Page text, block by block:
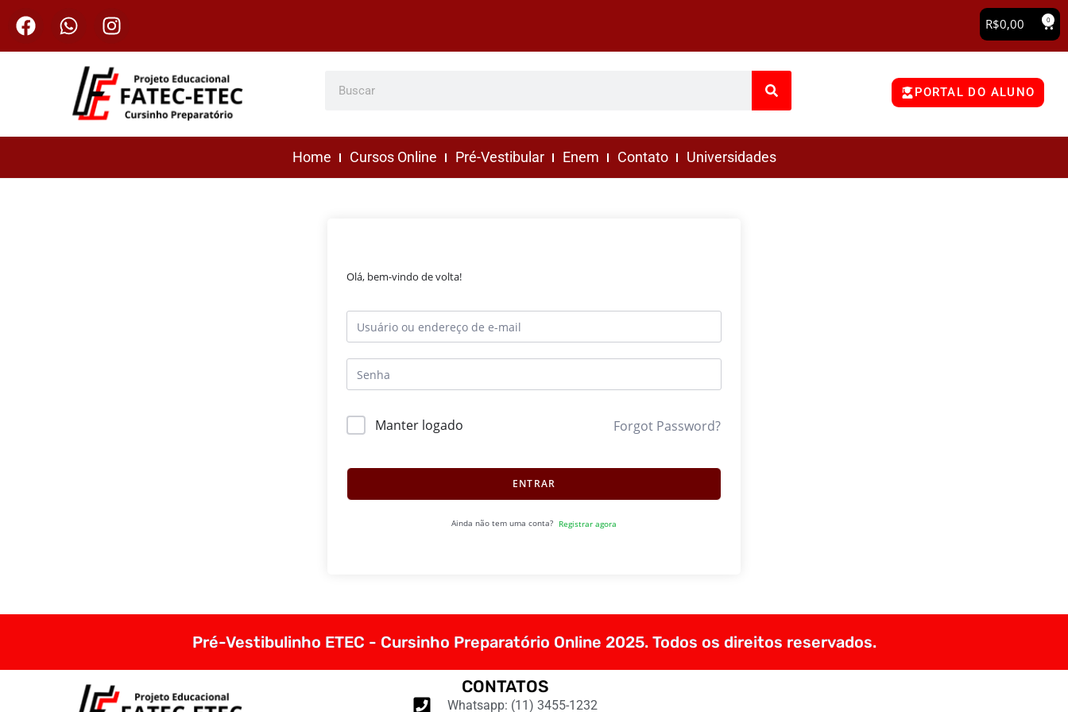
R$0,00 0
PORTAL DO ALUNO
Home Cursos Online Pré-Vestibular Enem Contato Universidades
Olá, bem-vindo de volta!
Manter logado Forgot Password?
ENTRAR
Ainda não tem uma conta? Registrar agora
Pré-Vestibulinho ETEC - Cursinho Preparatório Online 2025. Todos os direitos reservados.
CONTATOS
Whatsapp: (11) 3455-1232